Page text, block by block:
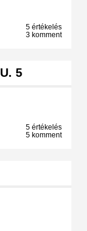
5 értékelés
3 komment
5
5 értékelés
5 komment